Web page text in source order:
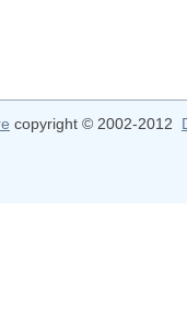
copyright © 2002-2012